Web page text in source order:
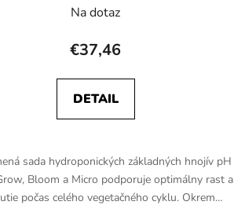
Na dotaz
€37,46
DETAIL
sada hydroponických základných hnojív pH
Bloom a Micro podporuje optimálny rast a
počas celého vegetačného cyklu. Okrem